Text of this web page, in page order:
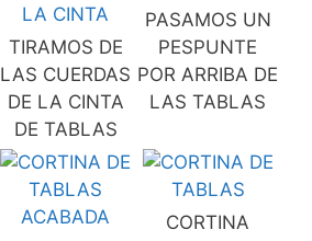
TIRAMOS DE
LAS CUERDAS
DE LA CINTA
DE TABLAS
PASAMOS UN
PESPUNTE
POR ARRIBA DE
LAS TABLAS
CORTINA